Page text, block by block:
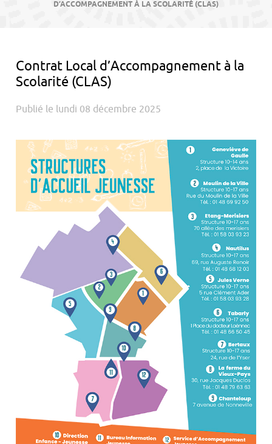
D’ACCOMPAGNEMENT À LA SCOLARITÉ (CLAS)
Contrat Local d’Accompagnement à la
Scolarité (CLAS)
Publié le lundi 08 décembre 2025